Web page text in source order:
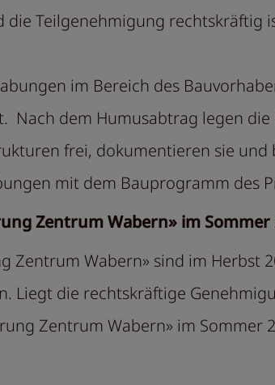
Teilgenehmigung rechtskräftig
im Bereich des
dem Humusabtrag legen
frei, dokumentieren sie
mit dem Bauprogramm des
Zentrum Wabern» im Sommer
Zentrum Wabern» sind im Herbst
Liegt die rechtskräftige
Zentrum Wabern» im